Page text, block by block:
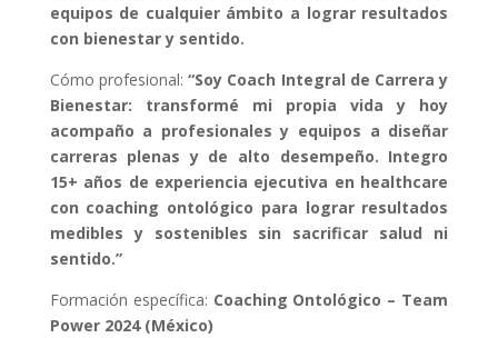
equipos de cualquier ámbito a lograr resultados
con bienestar y sentido.
Cómo profesional:“Soy Coach Integral de Carrera y
Bienestar: transformé mi propia vida y hoy
acompaño a profesionales y equipos a diseñar
carreras plenas y de alto desempeño. Integro
15+ años de experiencia ejecutiva en healthcare
con coaching ontológico para lograr resultados
medibles y sostenibles sin sacrificar salud ni
sentido.”
Formación específica: Coaching Ontológico – Team
Power 2024 (México)